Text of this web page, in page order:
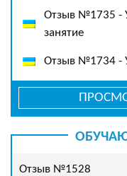
Отзыв №1735 -
занятие
Отзыв №1734 -
Отзыв №1528